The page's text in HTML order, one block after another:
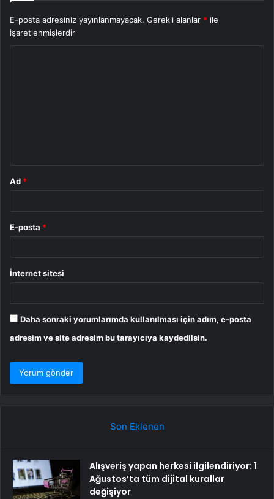
E-posta adresiniz yayınlanmayacak. Gerekli alanlar * ile
işaretlenmişlerdir
Ad *
E-posta *
İnternet sitesi
Daha sonraki yorumlarımda kullanılması için adım, e-posta
adresim ve site adresim bu tarayıcıya kaydedilsin.
Son Eklenen
Alışveriş yapan herkesi ilgilendiriyor: 1
Ağustos’ta tüm dijital kurallar
değişiyor